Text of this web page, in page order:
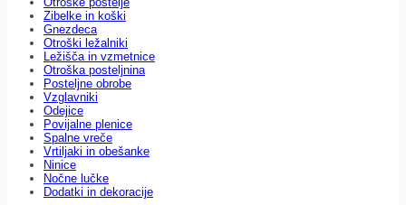
Zibelke in koški
Gnezdeca
Otroški ležalniki
Ležišča in vzmetnice
Otroška posteljnina
Posteljne obrobe
Vzglavniki
Odejice
Povijalne plenice
Spalne vreče
Vrtiljaki in obešanke
Ninice
Nočne lučke
Dodatki in dekoracije